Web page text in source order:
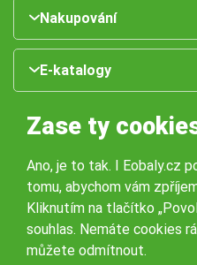
Nakupování
E-katalogy
Naše pobočky:
Zase ty
Ano, je to tak. I Eobaly.cz
tomu, abychom vám
Kliknutím na tlačítko
souhlas. Nemáte cookies
můžete odmítnout.